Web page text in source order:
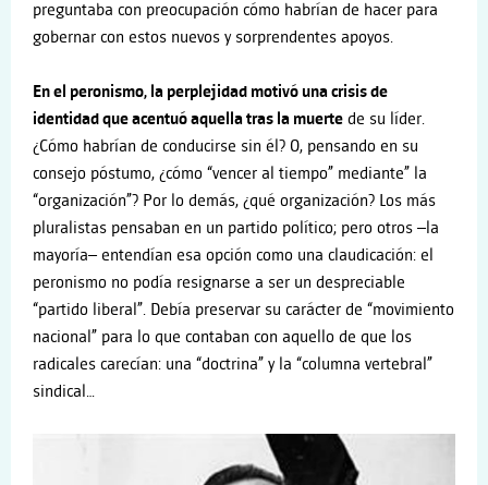
preguntaba con preocupación cómo habrían de hacer para
gobernar con estos nuevos y sorprendentes apoyos.
En el peronismo, la perplejidad motivó una crisis de
identidad que acentuó aquella tras la muerte de su líder.
¿Cómo habrían de conducirse sin él? O, pensando en su
consejo póstumo, ¿cómo “vencer al tiempo” mediante” la
“organización”? Por lo demás, ¿qué organización? Los más
pluralistas pensaban en un partido político; pero otros –la
mayoría– entendían esa opción como una claudicación: el
peronismo no podía resignarse a ser un despreciable
“partido liberal”. Debía preservar su carácter de “movimiento
nacional” para lo que contaban con aquello de que los
radicales carecían: una “doctrina” y la “columna vertebral”
sindical…